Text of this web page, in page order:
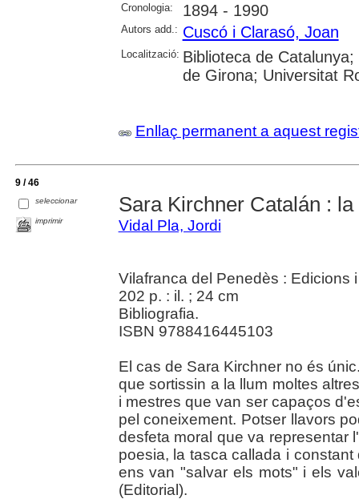
Cronologia: 1894 - 1990
Autors add.: Cuscó i Clarasó, Joan
Localització: Biblioteca de
de Girona; Universitat
Enllaç permanent a aquest
9 / 46
seleccionar
imprimir
Sara Kirchner Catalán :
Vidal Pla, Jordi
Vilafranca del Penedès : Edicions
202 p. : il. ; 24 cm
Bibliografia.
ISBN 9788416445103
El cas de Sara Kirchner no és
que sortissin a la llum moltes
i mestres que van ser capaços
pel coneixement. Potser llavors
desfeta moral que va representar
poesia, la tasca callada i
ens van "salvar els mots" i els
(Editorial).